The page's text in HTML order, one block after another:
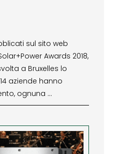
sul sito web
Awards 2018,
a Bruxelles lo
aziende hanno
ognuna …